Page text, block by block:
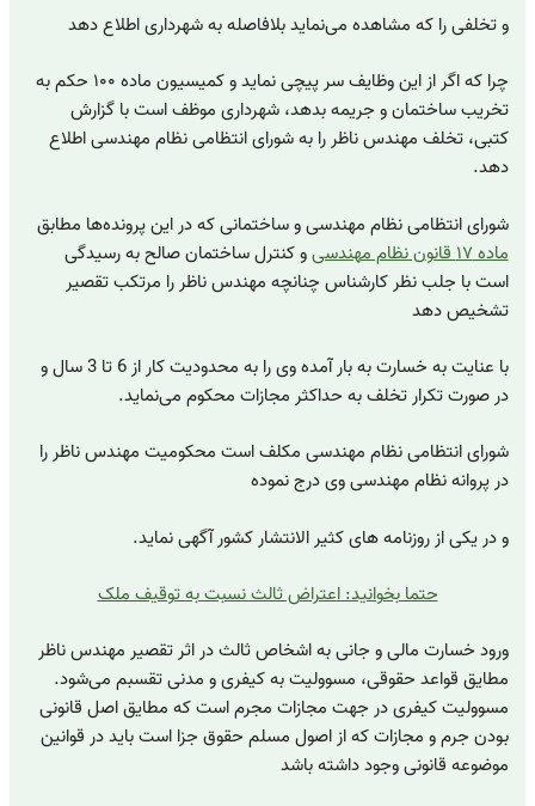
و تخلفی را که مشاهده می‌نماید بلافاصله به شهرداری اطلاع دهد
چرا که اگر از این وظایف سر پیچی نماید و کمیسیون ماده ۱۰۰ حکم به
تخریب ساختمان و جریمه بدهد، شهرداری موظف است با گزارش
کتبی، تخلف مهندس ناظر را به شورای انتظامی نظام مهندسی اطلاع
دهد.
شورای انتظامی نظام مهندسی و ساختمانی که در این پرونده‌ها مطابق
ماده ۱۷ قانون نظام مهندسی
و کنترل ساختمان صالح به رسیدگی
است با جلب نظر کارشناس چنانچه مهندس ناظر را مرتکب تقصیر
تشخیص دهد
با عنایت به خسارت به بار آمده وی را به محدودیت کار از 6 تا 3 سال و
در صورت تکرار تخلف به حداکثر مجازات محکوم می‌نماید.
شورای انتظامی نظام مهندسی مکلف است محکومیت مهندس ناظر را
در پروانه نظام مهندسی وی درج نموده
و در یکی از روزنامه های کثیر الانتشار کشور آگهی نماید.
حتما بخوانید: اعتراض ثالث نسبت به توقیف ملک
ورود خسارت مالی و جانی به اشخاص ثالث در اثر تقصیر مهندس ناظر
مطایق قواعد حقوقی، مسوولیت به کیفری و مدنی تقسبم می‌شود.
مسوولیت کیفری در جهت مجازات مجرم است که مطایق اصل قانونی
بودن جرم و مجازات که از اصول مسلم حقوق جزا است باید در قوانین
موضوعه قانونی وجود داشته باشد